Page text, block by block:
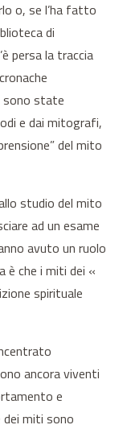
o, se l’ha fatto
di
persa la traccia
sono state
e dai mitografi,
del mito
studio del mito
ad un esame
avuto un ruolo
è che i miti dei «
spirituale
ancora viventi
e
dei miti sono